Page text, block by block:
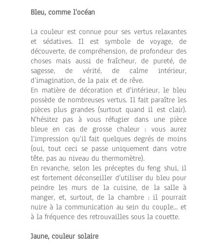
Bleu, comme l'océan
La couleur est connue pour ses vertus relaxantes
et sédatives. Il est symbole de voyage, de
découverte, de compréhension, de profondeur des
choses mais aussi de fraîcheur, de pureté, de
sagesse, de vérité, de calme intérieur,
d’imagination, de la paix et de rêve.
En matière de décoration et d'intérieur, le bleu
possède de nombreuses vertus. Il fait paraître les
pièces plus grandes (surtout quand il est clair).
N'hésitez pas à vous réfugier dans une pièce
bleue en cas de grosse chaleur : vous aurez
l'impression qu'il fait quelques degrés de moins
(oui, tout ceci se passe uniquement dans votre
tête, pas au niveau du thermomètre).
En revanche, selon les préceptes du feng shui, il
est fortement déconseiller d'utiliser du bleu pour
peindre les murs de la cuisine, de la salle à
manger, et, surtout, de la chambre : il pourrait
nuire à la communication au sein du couple... et
à la fréquence des retrouvailles sous la couette.
Jaune, couleur solaire